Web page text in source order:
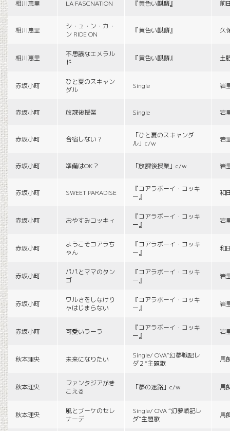
相川恵里 LA FASCNATION 『黄色い麒麟』 前
相川恵里
シ・ュ・ン・カ・
ン RIDE ON
『黄色い麒麟』 久
相川恵里
不思議なエメラル
ド
『黄色い麒麟』 土
赤坂小町
ひと夏のスキャン
ダル
Single 岩
赤坂小町 放課後授業 Single 岩
赤坂小町 合宿しない？
「ひと夏のスキャンダ
ル」c/w
岩
赤坂小町 準備はOK？ 「放課後授業」c/w 岩
赤坂小町 SWEET PARADISE
『コアラボーイ・コッキ
ー』
和
赤坂小町 おやすみコッキィ
『コアラボーイ・コッキ
ー』
岩
赤坂小町
ようこそコアラち
ゃん
『コアラボーイ・コッキ
ー』
和
赤坂小町
パパとママのタン
ゴ
『コアラボーイ・コッキ
ー』
岩
赤坂小町
ワルさをしなけり
ゃはじまらない
『コアラボーイ・コッキ
ー』
岩
赤坂小町 可愛いラーラ
『コアラボーイ・コッキ
ー』
岩
秋本理央 未来になりたい
Single/ OVA“幻夢戦記レ
ダ２”主題歌
馬
秋本理央
ファンタジアがき
こえる
「夢の迷路」c/w 馬
秋本理央
風とブーケのセレ
ナーデ
Single/ OVA “幻夢戦記レ
ダ”主題歌
馬